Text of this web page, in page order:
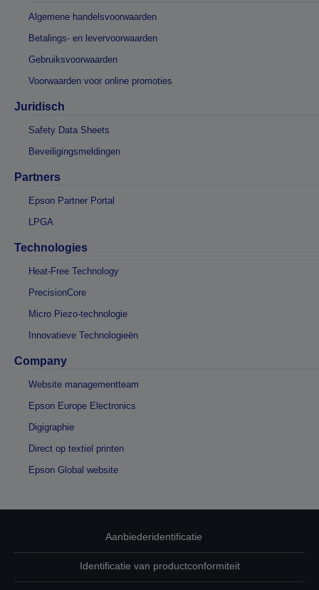
Algemene handelsvoorwaarden
Betalings- en levervoorwaarden
Gebruiksvoorwaarden
Voorwaarden voor online promoties
Juridisch
Safety Data Sheets
Beveiligingsmeldingen
Partners
Epson Partner Portal
LPGA
Technologies
Heat-Free Technology
PrecisionCore
Micro Piezo-technologie
Innovatieve Technologieën
Company
Website managementteam
Epson Europe Electronics
Digigraphie
Direct op textiel printen
Epson Global website
Aanbiederidentificatie
Identificatie van productconformiteit